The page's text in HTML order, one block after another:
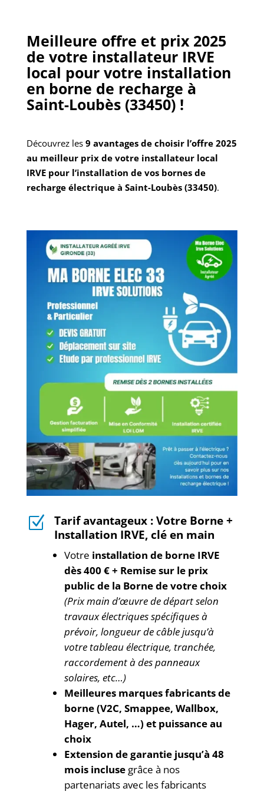
Meilleure offre et prix 2025
de votre installateur IRVE
local pour votre installation
en borne de recharge à
Saint-Loubès (33450)!
Découvrez les 9 avantages de choisir l’offre 2025
au meilleur prix de votre installateur local
IRVE pour l’installation de vos bornes de
recharge électrique à Saint-Loubès (33450).
Z
Tarif avantageux : Votre Borne +
Installation IRVE, clé en main
Votre installation de borne IRVE
dès 400 € + Remise sur le prix
public de la Borne de votre choix
(Prix main d’œuvre de départ selon
travaux électriques spécifiques à
prévoir, longueur de câble jusqu’à
votre tableau électrique, tranchée,
raccordement à des panneaux
solaires, etc…)
Meilleures marques fabricants de
borne (V2C, Smappee, Wallbox,
Hager, Autel, …) et puissance au
choix
Extension de garantie jusqu’à 48
mois incluse grâce à nos
partenariats avec les fabricants